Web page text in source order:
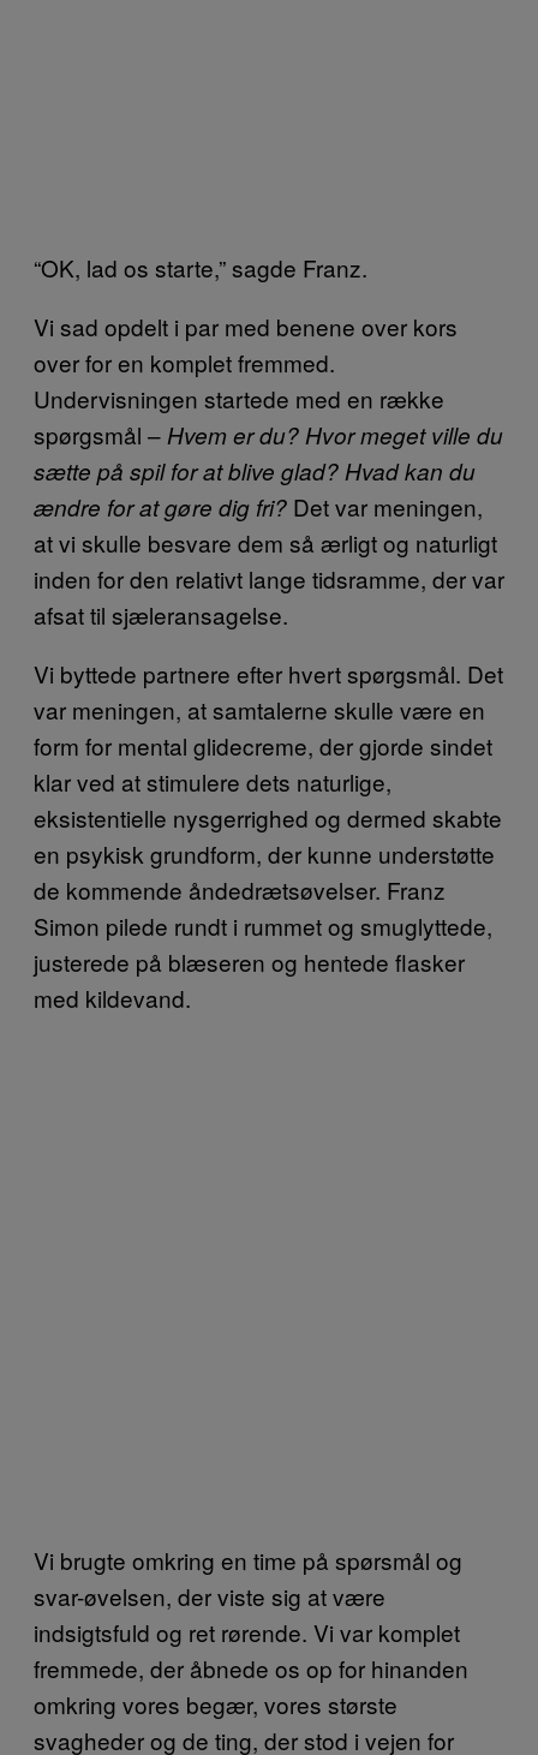
“OK, lad os starte,” sagde Franz.
Vi sad opdelt i par med benene over kors
over for en komplet fremmed.
Undervisningen startede med en række
spørgsmål – Hvem er du? Hvor meget ville du
sætte på spil for at blive glad? Hvad kan du
ændre for at gøre dig fri? Det var meningen,
at vi skulle besvare dem så ærligt og naturligt
inden for den relativt lange tidsramme, der var
afsat til sjæleransagelse.
Vi byttede partnere efter hvert spørgsmål. Det
var meningen, at samtalerne skulle være en
form for mental glidecreme, der gjorde sindet
klar ved at stimulere dets naturlige,
eksistentielle nysgerrighed og dermed skabte
en psykisk grundform, der kunne understøtte
de kommende åndedrætsøvelser. Franz
Simon pilede rundt i rummet og smuglyttede,
justerede på blæseren og hentede flasker
med kildevand.
Vi brugte omkring en time på spørsmål og
svar-øvelsen, der viste sig at være
indsigtsfuld og ret rørende. Vi var komplet
fremmede, der åbnede os op for hinanden
omkring vores begær, vores største
svagheder og de ting, der stod i vejen for